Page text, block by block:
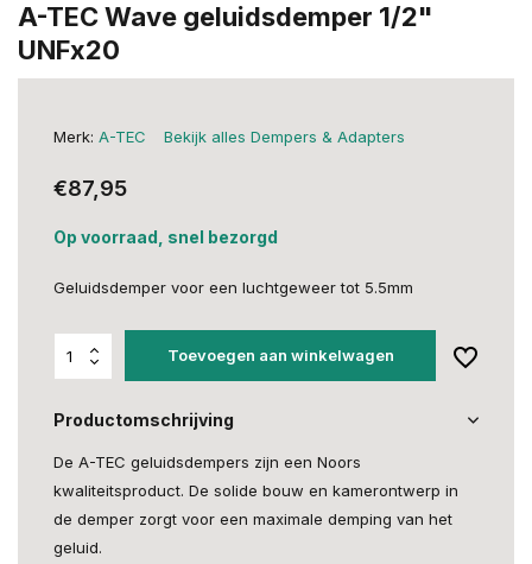
A-TEC Wave geluidsdemper 1/2"
UNFx20
Merk: A-TEC Bekijk alles Dempers & Adapters
€87,95
Op voorraad, snel bezorgd
Geluidsdemper voor een luchtgeweer tot 5.5mm
Toevoegen aan winkelwagen
Productomschrijving
De A-TEC geluidsdempers zijn een Noors
kwaliteitsproduct. De solide bouw en kamerontwerp in
de demper zorgt voor een maximale demping van het
geluid.